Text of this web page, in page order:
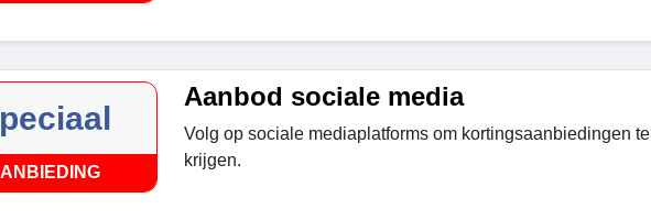
Aanbod sociale media
Volg op sociale mediaplatforms om kortingsaanbiedingen te
krijgen.